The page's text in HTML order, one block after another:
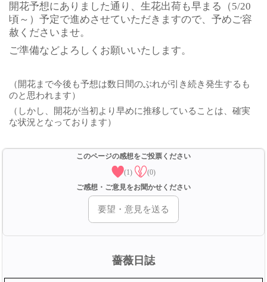
開花予想にありました通り、生花出荷も早まる（5/20
頃～）予定で進めさせていただきますので、予めご容
赦くださいませ。
ご準備などよろしくお願いいたします。
（開花まで今後も予想は数日間のぶれが引き続き発生するも
のと思われます）
（しかし、開花が当初より早めに推移していることは、確実
な状況となっております）
このページの感想をご投票ください
(1)
(0)
ご感想・ご意見をお聞かせください
要望・意見を送る
薔薇日誌